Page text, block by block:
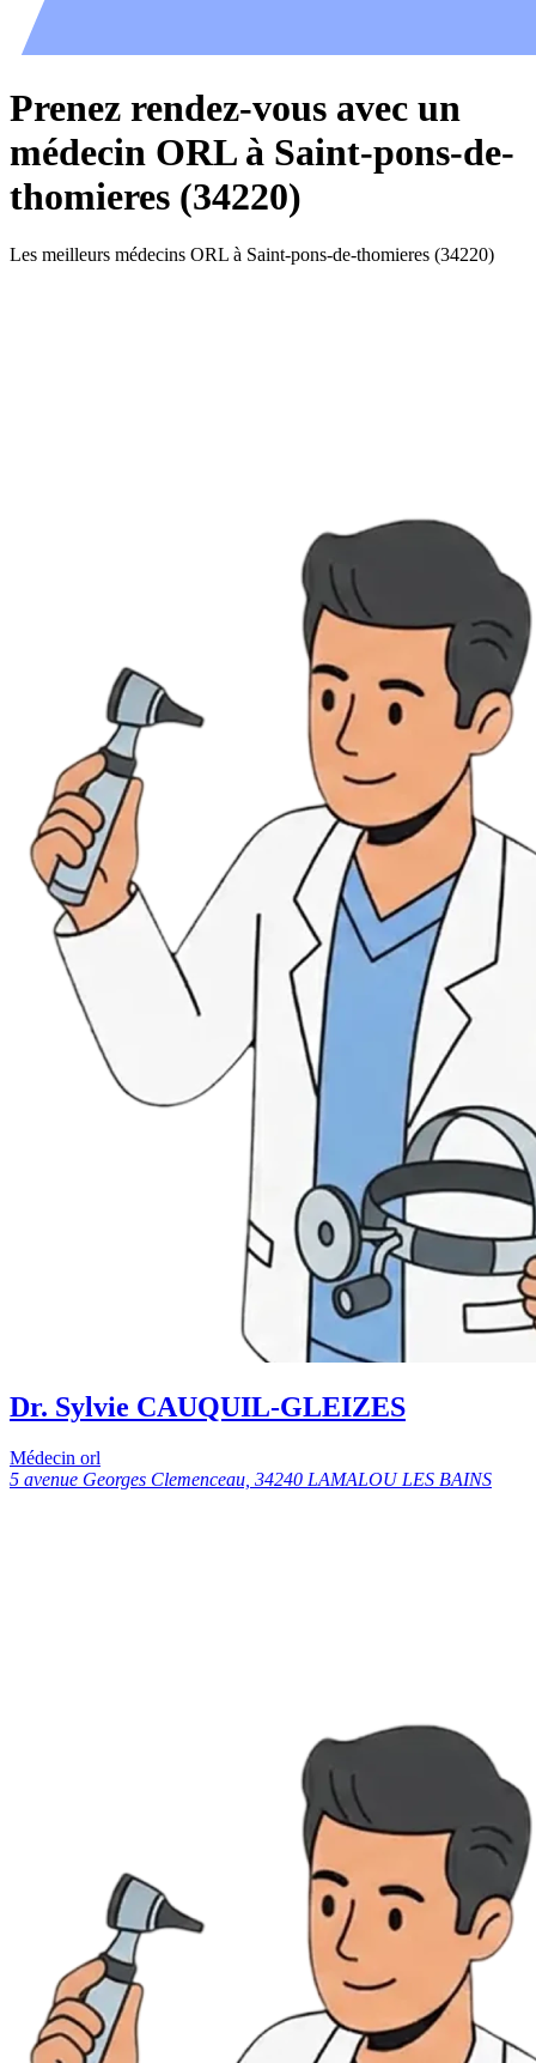
Prenez rendez-vous avec un
médecin ORL à Saint-pons-de-
thomieres (34220)
Les meilleurs médecins ORL à Saint-pons-de-thomieres (34220)
Dr. Sylvie CAUQUIL-GLEIZES
Médecin orl
5 avenue Georges Clemenceau, 34240 LAMALOU LES BAINS